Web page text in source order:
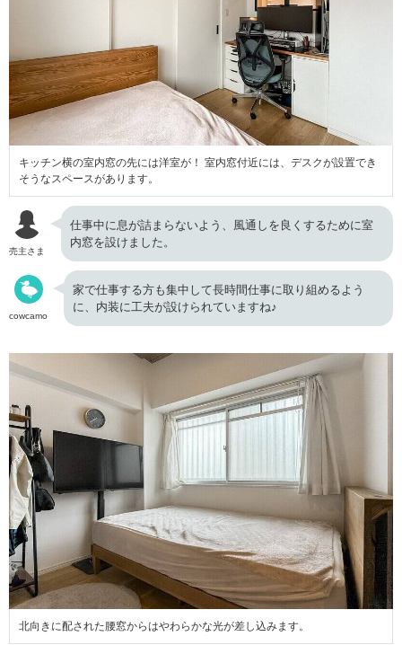
キッチン横の室内窓の先には洋室が！ 室内窓付近には、デスクが設置でき
そうなスペースがあります。
売主さま
仕事中に息が詰まらないよう、風通しを良くするために室
内窓を設けました。
cowcamo
家で仕事する方も集中して長時間仕事に取り組めるよう
に、内装に工夫が設けられていますね♪
北向きに配された腰窓からはやわらかな光が差し込みます。